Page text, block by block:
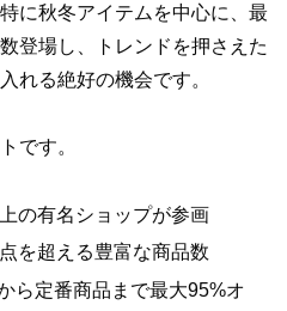
に秋冬アイテムを中心に、最
登場し、トレンドを押さえた
れる絶好の機会です。
です。
上の有名ショップが参画
点を超える豊富な商品数
ら定番商品まで最大95%オ